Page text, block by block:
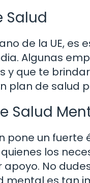
Salud
de la UE,
Algunas
y que te
plan de salud
Salud
pone un fuerte
los
No